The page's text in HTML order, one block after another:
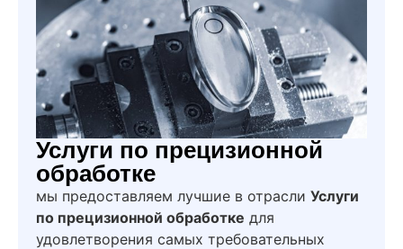
Услуги по прецизионной
обработке
мы предоставляем лучшие в отрасли Услуги
по прецизионной обработке для
удовлетворения самых требовательных